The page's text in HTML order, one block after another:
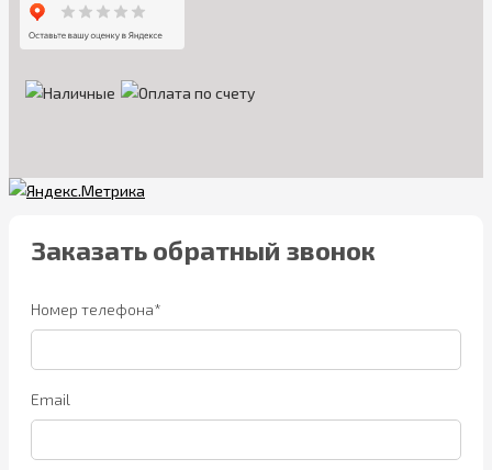
Заказать обратный звонок
Номер телефона*
Email